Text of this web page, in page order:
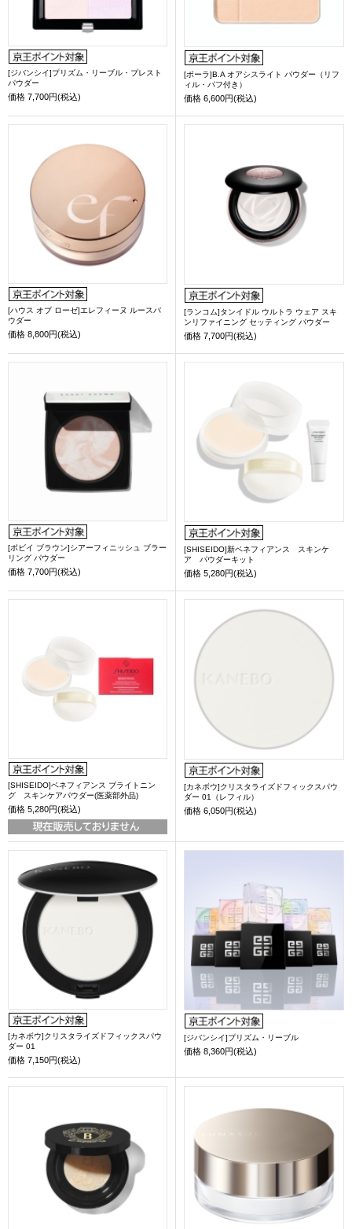
[ジバンシイ]プリズム・リーブル・プレスト
パウダー
価格 7,700円(税込)
[ポーラ]B.A オアシスライト パウダー（リフ
ィル・パフ付き）
価格 6,600円(税込)
[ハウス オブ ローゼ]エレフィーヌ ルースパ
ウダー
価格 8,800円(税込)
[ランコム]タンイドル ウルトラ ウェア スキ
ンリファイニング セッティング パウダー
価格 7,700円(税込)
[ボビイ ブラウン]シアーフィニッシュ ブラー
リング パウダー
価格 7,700円(税込)
[SHISEIDO]新ベネフィアンス スキンケ
ア パウダーキット
価格 5,280円(税込)
[SHISEIDO]ベネフィアンス ブライトニン
グ スキンケアパウダー(医薬部外品)
価格 5,280円(税込)
[カネボウ]クリスタライズドフィックスパウ
ダー 01（レフィル）
価格 6,050円(税込)
[カネボウ]クリスタライズドフィックスパウ
ダー 01
価格 7,150円(税込)
[ジバンシイ]プリズム・リーブル
価格 8,360円(税込)